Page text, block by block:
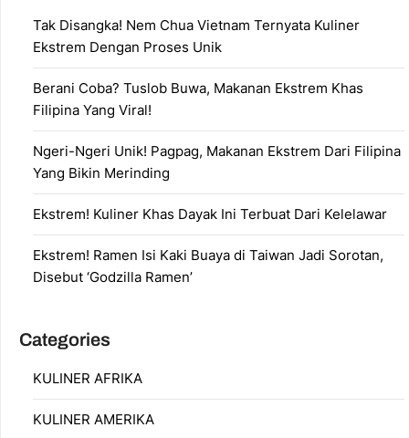
Tak Disangka! Nem Chua Vietnam Ternyata Kuliner
Ekstrem Dengan Proses Unik
Berani Coba? Tuslob Buwa, Makanan Ekstrem Khas
Filipina Yang Viral!
Ngeri-Ngeri Unik! Pagpag, Makanan Ekstrem Dari Filipina
Yang Bikin Merinding
Ekstrem! Kuliner Khas Dayak Ini Terbuat Dari Kelelawar
Ekstrem! Ramen Isi Kaki Buaya di Taiwan Jadi Sorotan,
Disebut ‘Godzilla Ramen’
Categories
KULINER AFRIKA
KULINER AMERIKA